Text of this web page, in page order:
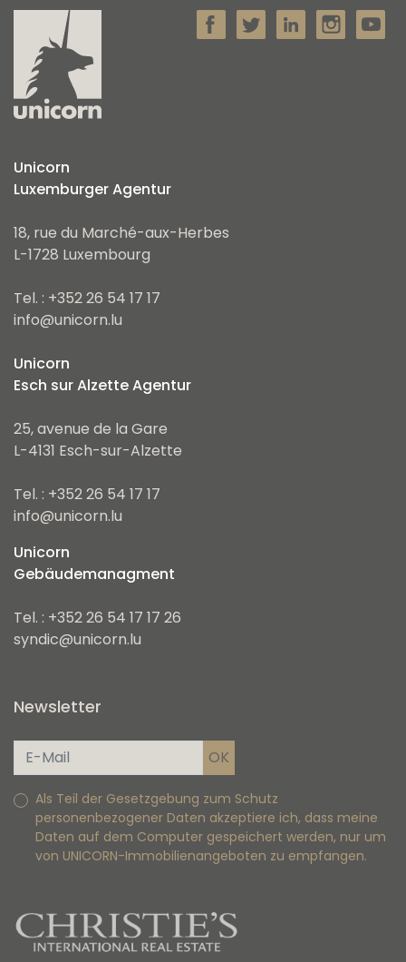
Unicorn
Luxemburger Agentur
18, rue du Marché-aux-Herbes
L-1728 Luxembourg
Tel. : +352 26 54 17 17
info@unicorn.lu
Unicorn
Esch sur Alzette Agentur
25, avenue de la Gare
L-4131 Esch-sur-Alzette
Tel. : +352 26 54 17 17
info@unicorn.lu
Unicorn
Gebäudemanagment
Tel. : +352 26 54 17 17 26
syndic@unicorn.lu
Newsletter
Als Teil der Gesetzgebung zum Schutz
personenbezogener Daten akzeptiere ich, dass meine
Daten auf dem Computer gespeichert werden, nur um
von UNICORN-Immobilienangeboten zu empfangen.